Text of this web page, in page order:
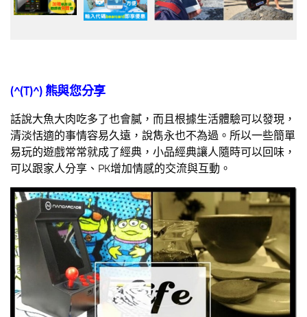
(^(T)^) 熊與您分享
話說大魚大肉吃多了也會膩，而且根據生活體驗可以發現，
清淡恬適的事情容易久遠，說雋永也不為過。所以一些簡單
易玩的遊戲常常就成了經典，小品經典讓人隨時可以回味，
可以跟家人分享、PK增加情感的交流與互動。